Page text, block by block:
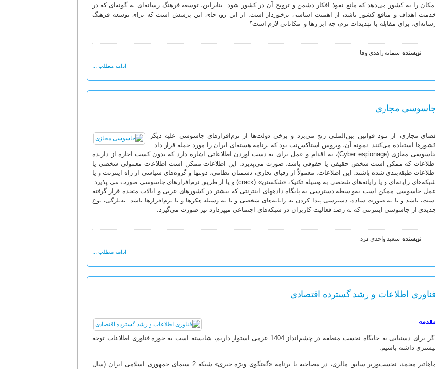
امکان را به کشور می‌دهد که مانع نفوذ افکار دشمن و ترویج آن در کشور شود. بنابراین، توسعه فرهنگ رسانه‌اى به گونه‌اى که در
خدمت اهداف و منافع کشور باشد، از اهمیت اساسى برخوردار است. از این رو، جاى این پرسش است که براى توسعه فرهنگ
براى مقابله با تهدیدات نرم، چه ابزارها و امکاناتى لازم است؟
نویسنده: سمانه زاهدی وفا
ادامه مطلب ...
جاسوسی مجازی
مجازی، از نبود قوانین بین‌‌المللی رنج می‌برد و برخی دولت‌‌ها از نرم‌‌افزارهای جاسوسی علیه دیگر
استفاده می‌کنند. نمونه‌‌ آن، ویروس استاکس‌‌نت بود که برنامه‌‌ هسته‌‌ای ایران را مورد حمله قرار داد.
جاسوسی مجازی (Cyber espionage)، به اقدام و عمل برای به‌ دست‌ آوردن اطلاعاتی اشاره دارد که بدون کسب اجازه از دارنده‌‌
اطلاعات که ممکن است شخص حقیقی یا حقوقی باشد، صورت می‌‌‌‌پذیرد. این اطلاعات ممکن است اطلاعات معمولی شخصی یا
اطلاعات طبقه‌‌بندی شده باشند. این اطلاعات، معمولاً از رقبای تجاری، دشمنان نظامی، دولتها و گروه‌‌ها‌ی سیاسی از راه اینترنت و یا
شبکه‌‌‌‌‌های رایانه‌‌ای و یا رایانه‌‌های شخصی به ‌وسیله‌‌ تکنیک «شکستن» (crack) و یا از طریق نرم‌‌افزارها‌ی جاسوسی صورت می‌‌‌ پذیرد.
عمل جاسوسی ممکن است به‌واسطه‌‌ دسترسی به پایگاه دادههای اینترنتی که بیشتر در کشورهای غربی و ایالات متحده قرار گرفته
است، باشد و یا به صورت ساده، دسترسی پیدا کردن به رایانه‌های شخصی و یا به وسیله هکرها و یا نرم‌‌افزارها باشد. به‌تازگی، نوع
جدیدی از جاسوسی اینترنتی که به رصد فعالیت کاربران در شبکه‌‌‌‌های اجتماعی میپردازد نیز صورت می‌گیرد.
نویسنده: سعید واحدی فرد
ادامه مطلب ...
فناوری اطلاعات و رشد گسترده اقتصادی
ا‫گر برای دستیابی به جایگاه نخست منطقه در چشم‌انداز 1404 عزمی استوار داریم، شایسته است به حوزه‌ فناوری اطلاعات توجه
بیشتری داشته باشیم.‬
ماهاتیر محمد، نخست‌وزیر سابق مالزی، در مصاحبه با برنامه «گفتگوی ویژه خبری» شبکه 2 سیمای جمهوری اسلامی ایران (سال